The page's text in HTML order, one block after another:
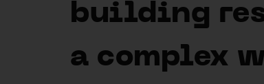
building
a complex